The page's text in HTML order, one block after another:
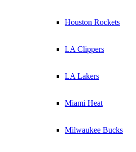
Houston Rockets
LA Clippers
LA Lakers
Miami Heat
Milwaukee Bucks